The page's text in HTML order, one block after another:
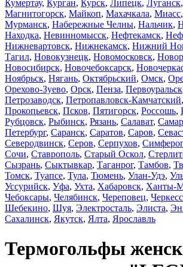
Кумертау, Курган, Курск, Липецк, Луганск,
Магнитогорск, Майкоп, Махачкала, Миасс,
Мурманск, Набережные Челны, Нальчик,
Находка, Невинномысск, Нефтекамск,
Нижневартовск, Нижнекамск, Нижний
Тагил, Новокузнецк, Новомосковск,
Новосибирск, Новочебоксарск,
Ноябрьск, Нягань, Октябрьский, Омск,
Орехово-Зуево, Орск, Пенза, Первоуральск
Петрозаводск, Петропавловск-Камчатский,
Прокопьевск, Псков, Пятигорск, Россошь,
Рубцовск, Рыбинск, Рязань, Салават,
Петербург, Саранск, Саратов, Саров,
Северодвинск, Серов, Серпухов,
Сочи, Ставрополь, Старый Оскол,
Сызрань, Сыктывкар, Таганрог, Тамбов,
Томск, Туапсе, Тула, Тюмень, Улан-Удэ,
Уссурийск, Уфа, Ухта, Хабаровск, Ханты-
Чебоксары, Челябинск, Череповец,
Шебекино, Шуя, Электросталь, Элиста,
Сахалинск, Якутск, Ялта, Ярославль
Термогольфы